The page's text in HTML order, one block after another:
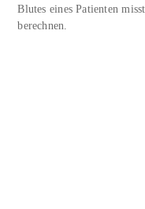
Blutes eines Patienten
berechnen.